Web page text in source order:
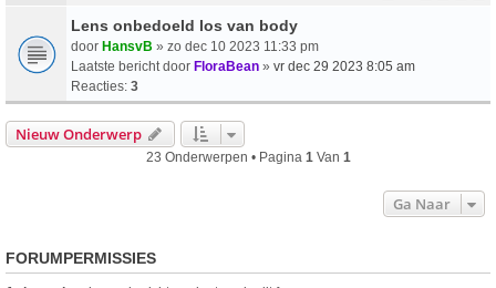
Lens onbedoeld los van body
door HansvB » zo dec 10 2023 11:33 pm
Laatste bericht door FloraBean » vr dec 29 2023 8:05 am
Reacties: 3
Nieuw Onderwerp
23 Onderwerpen • Pagina 1 Van 1
Ga Naar
FORUMPERMISSIES